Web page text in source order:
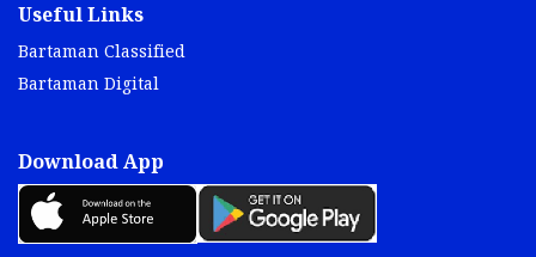
Useful Links
Bartaman Classified
Bartaman Digital
Download App